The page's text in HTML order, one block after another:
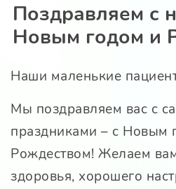
Поздравляем с
Новым годом и
Наши маленькие
Мы поздравляем вас с
праздниками – с Новым
Рождеством! Желаем
здоровья, хорошего